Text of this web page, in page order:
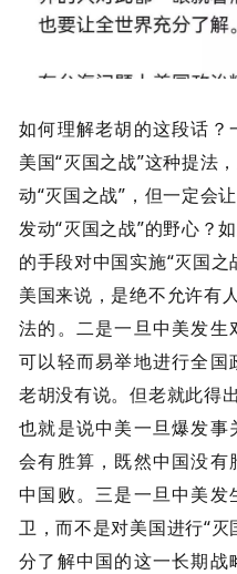
如何理解老胡的这段话
美国“灭国之战”这种提法
动“灭国之战”，但一定会
发动“灭国之战”的野心？
的手段对中国实施“灭国
美国来说，是绝不允许有
法的。二是一旦中美发生
可以轻而易举地进行全国
老胡没有说。但老就此得
也就是说中美一旦爆发事
会有胜算，既然中国没
中国败。三是一旦中美发
卫，而不是对美国进行“
分了解中国的这一长期